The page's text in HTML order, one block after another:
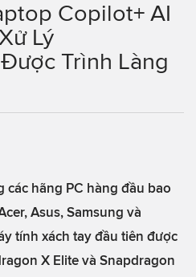
Copilot+ AI
Lý
Trình Làng
các hãng PC hàng đầu bao
Asus, Samsung và
tính xách tay đầu tiên được
X Elite và Snapdragon